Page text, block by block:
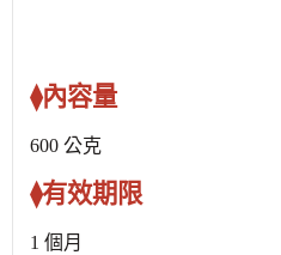
⧫內容量
600 公克
⧫有效期限
1 個月